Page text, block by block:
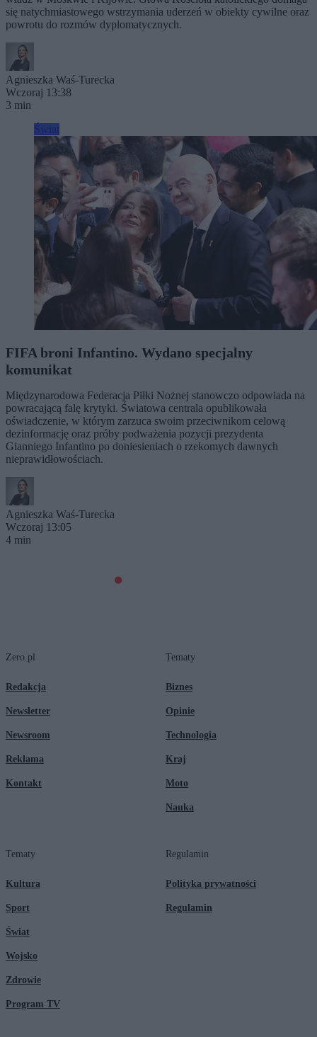
się natychmiastowego wstrzymania uderzeń w obiekty cywilne oraz
powrotu do rozmów dyplomatycznych.
Agnieszka Waś-Turecka
Wczoraj 13:38
3 min
FIFA broni Infantino. Wydano specjalny
komunikat
Międzynarodowa Federacja Piłki Nożnej stanowczo odpowiada na
powracającą falę krytyki. Światowa centrala opublikowała
oświadczenie, w którym zarzuca swoim przeciwnikom celową
dezinformację oraz próby podważenia pozycji prezydenta
Gianniego Infantino po doniesieniach o rzekomych dawnych
nieprawidłowościach.
Agnieszka Waś-Turecka
Wczoraj 13:05
4 min
Zero.pl
Redakcja
Newsletter
Newsroom
Reklama
Kontakt
Tematy
Biznes
Opinie
Technologia
Kraj
Moto
Nauka
Tematy
Kultura
Sport
Świat
Wojsko
Zdrowie
Program TV
Regulamin
Polityka prywatności
Regulamin